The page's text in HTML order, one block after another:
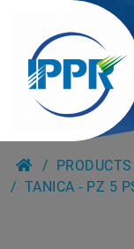
PRODUCTS
TANICA - PZ 5